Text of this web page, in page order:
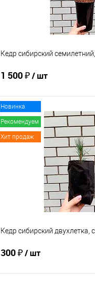
Кедр сибирский
1 500 ₽/ шт
В
Купить в 1 клик
В избранное
Новинка
Рекомендуем
Хит продаж
Кедр сибирский двухлетка,
300 ₽/ шт